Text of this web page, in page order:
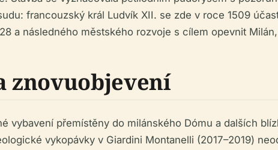
francouzský král Ludvík XII. se zde v roce 1509
a následného městského rozvoje s cílem opevnit
znovuobjevení
vybavení přemístěny do milánského Dómu a dalších
vykopávky v Giardini Montanelli (2017–2019)